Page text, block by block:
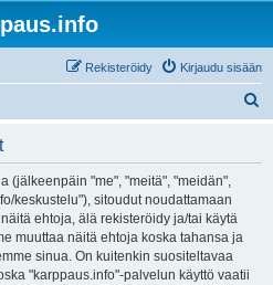
Kirjaudu sisään
Rekisteröidy
(jälkeenpäin "me", "meitä", "meidän",
keskustelu"), sitoudut noudattamaan
ehtoja, älä rekisteröidy ja/tai käytä
muuttaa näitä ehtoja koska tahansa ja
sinua. On kuitenkin suositeltavaa
"karppaus.info"-palvelun käyttö vaatii